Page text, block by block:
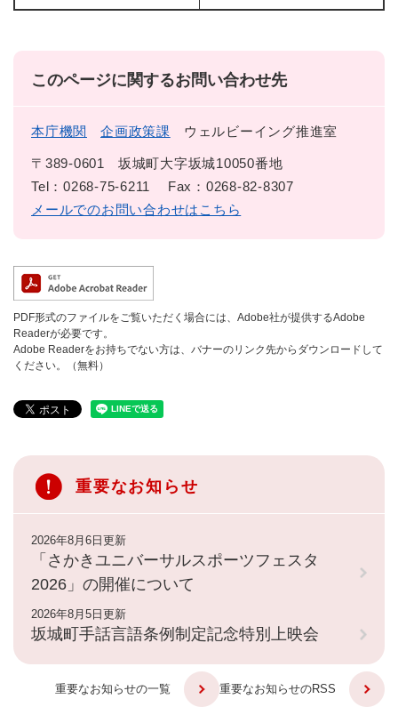
このページに関するお問い合わせ先
本庁機関 企画政策課 ウェルビーイング推進室
〒389-0601
坂城町大字坂城10050番地
Tel：0268-75-6211
Fax：0268-82-8307
メールでのお問い合わせはこちら
PDF形式のファイルをご覧いただく場合には、Adobe社が提供するAdobe
Readerが必要です。
Adobe Readerをお持ちでない方は、バナーのリンク先からダウンロードして
ください。（無料）
重要なお知らせ
2026年8月6日更新
「さかきユニバーサルスポーツフェスタ
2026」の開催について
2026年8月5日更新
坂城町手話言語条例制定記念特別上映会
重要なお知らせの一覧 重要なお知らせのRSS